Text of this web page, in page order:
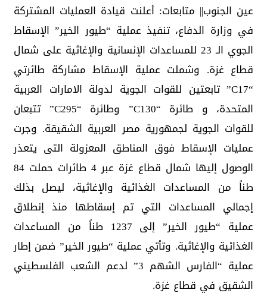
عين الجنوب|| متابعات: أعلنت قيادة العمليات المشتركة
في وزارة الدفاع، تنفيذ عملية “طيور الخير” الإسقاط
الجوي الـ 23 للمساعدات الإنسانية والإغاثية على شمال
قطاع غزة. وشملت عملية الإسقاط مشاركة طائرتي
“C17” تابعتين للقوات الجوية لدولة الامارات العربية
المتحدة، و طائرة “C130” وطائرة “C295” تتبعان
للقوات الجوية لجمهورية مصر العربية الشقيقة. وجرت
عمليات الإسقاط فوق المناطق المعزولة التى يتعذر
الوصول إليها شمال قطاع غزة عبر 4 طائرات حملت 84
طناً من المساعدات الغذائية والإغاثية، ليصل بذلك
إجمالي المساعدات التي تم إسقاطها منذ إنطلاق
عملية “طيور الخير” إلى 1237 طناً من المساعدات
الغذائية والإغاثية. وتأتي عملية “طيور الخير” ضمن إطار
عملية “الفارس الشهم 3” لدعم الشعب الفلسطيني
الشقيق في قطاع غزة.